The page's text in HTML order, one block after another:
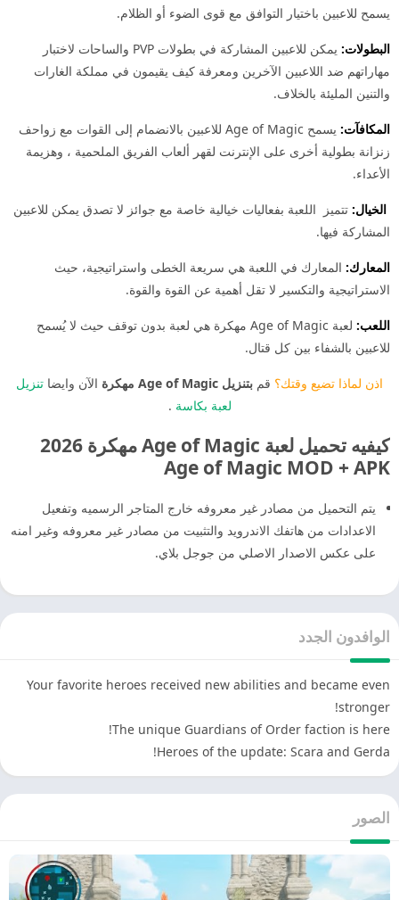
يسمح للاعبين باختيار التوافق مع قوى الضوء أو الظلام.
البطولات:
يمكن للاعبين المشاركة في بطولات PVP والساحات لاختبار
مهاراتهم ضد اللاعبين الآخرين ومعرفة كيف يقيمون في مملكة الغارات
والتنين المليئة بالخلاف.
المكافآت:
يسمح Age of Magic للاعبين بالانضمام إلى القوات مع زواحف
زنزانة بطولية أخرى على الإنترنت لقهر ألعاب الفريق الملحمية ، وهزيمة
الأعداء.
الخيال: تتميز اللعبة بفعاليات خيالية خاصة مع جوائز لا تصدق يمكن للاعبين
المشاركة فيها.
المعارك: المعارك في اللعبة هي سريعة الخطى واستراتيجية، حيث
الاستراتيجية والتكسير لا تقل أهمية عن القوة والقوة.
اللعب:
لعبة Age of Magic مهكرة هي لعبة بدون توقف حيث لا يُسمح
للاعبين بالشفاء بين كل قتال.
اذن لماذا تضيع وقتك؟ قم بتنزيل Age of Magic مهكرة الآن وايضا تنزيل
لعبة بكاسة .
كيفيه تحميل لعبة Age of Magic مهكرة 2026
Age of Magic MOD + APK
يتم التحميل من مصادر غير معروفه خارج المتاجر الرسميه وتفعيل
الاعدادات من هاتفك الاندرويد والتثبيت من مصادر غير معروفه وغير امنه
على عكس الاصدار الاصلي من جوجل بلاي.
الوافدون الجدد
Your favorite heroes received new abilities and became even
stronger!
The unique Guardians of Order faction is here!
Heroes of the update: Scara and Gerda!
الصور